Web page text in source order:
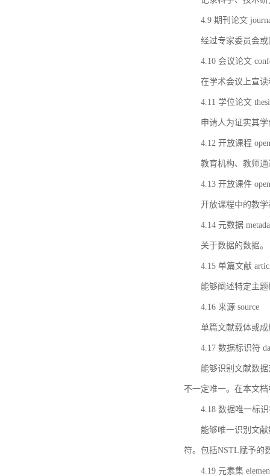
4.9 期刊论文
经过专家委员会
4.10 会议论文
在学术会议上宣
4.11 学位论文
申请人为证实其
4.12 开放课程
教育机构、教师
4.13 开放课件
开放课程中的教
4.14 元数据
关于数据的数据。
4.15 单篇文献
能够阐述特定主
4.16 来源 source
单篇文献载体或
4.17 数据标识符
能够识别文献数
不一定唯一。在本文
4.18 数据唯一标
能够唯一识别文
符。包括NSTL赋予的
4.19 元素集